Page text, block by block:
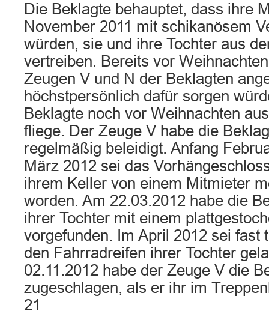
Die Beklagte behauptet, dass ihre
November 2011 mit schikanösem
würden, sie und ihre Tochter aus
vertreiben. Bereits vor
Zeugen V und N der Beklagten
höchstpersönlich dafür sorgen
Beklagte noch vor Weihnachten
fliege. Der Zeuge V habe die
regelmäßig beleidigt. Anfang
März 2012 sei das
ihrem Keller von einem Mitmieter
worden. Am 22.03.2012 habe die
ihrer Tochter mit einem
vorgefunden. Im April 2012 sei fast
den Fahrradreifen ihrer Tochter
02.11.2012 habe der Zeuge V die
zugeschlagen, als er ihr im
21